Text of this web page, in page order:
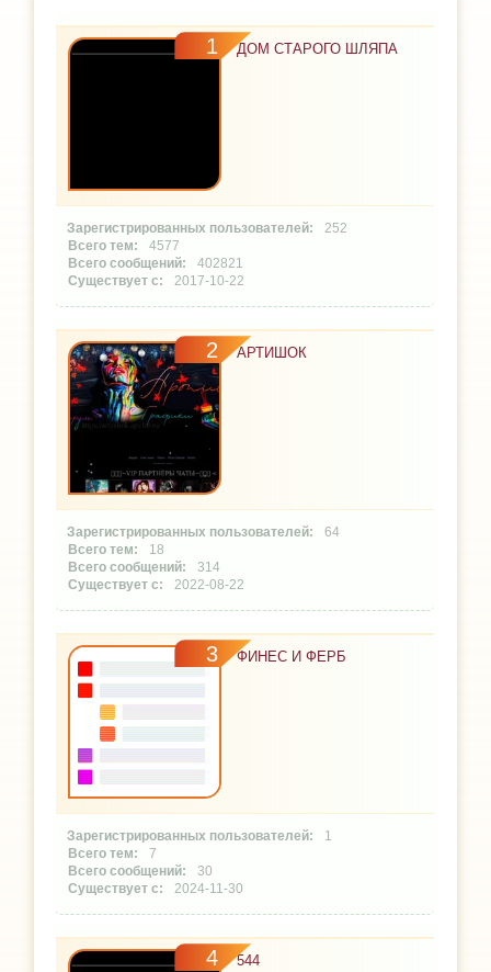
1 ДОМ СТАРОГО ШЛЯПА
252
4577
402821
2017-10-22
2 АРТИШОК
64
18
314
2022-08-22
3 ФИНЕС И ФЕРБ
1
7
30
2024-11-30
4 544